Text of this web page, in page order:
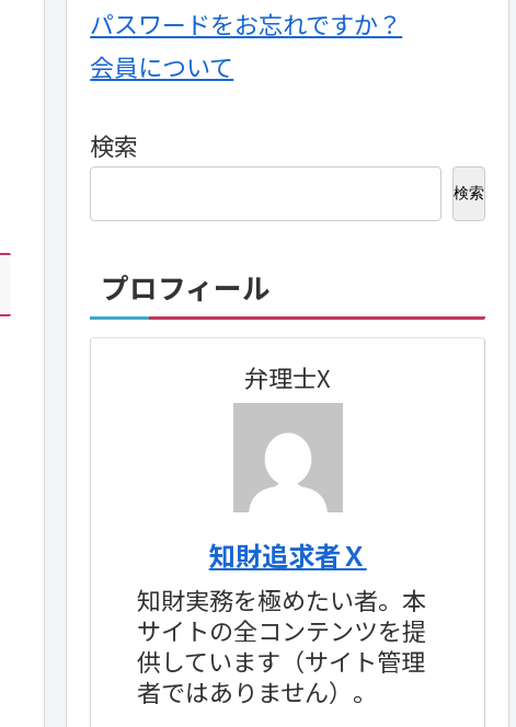
パスワードをお忘れですか？
会員について
検索
検索
プロフィール
弁理士X
知財追求者Ｘ
知財実務を極めたい者。本
サイトの全コンテンツを提
供しています（サイト管理
者ではありません）。